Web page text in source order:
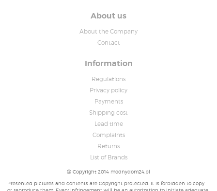
About us
About the Company
Contact
Information
Regulations
Privacy policy
Payments
Shipping cost
Lead time
Complaints
Returns
List of Brands
Copyright 2014 modnydom24.pl
Presented pictures and contents are Copyright protected. It is forbidden to copy